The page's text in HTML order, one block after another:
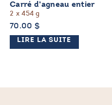
Carré d’agneau entier
2 x 454 g
70.00 $
LIRE LA SUITE